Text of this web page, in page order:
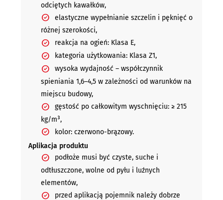
odciętych kawałków,
elastyczne wypełnianie szczelin i pęknięć o
różnej szerokości,
reakcja na ogień: Klasa E,
kategoria użytkowania: Klasa Z1,
wysoka wydajność – współczynnik
spieniania 1,6–4,5 w zależności od warunków na
miejscu budowy,
gęstość po całkowitym wyschnięciu: ≥ 215
kg/m³,
kolor: czerwono-brązowy.
Aplikacja produktu
podłoże musi być czyste, suche i
odtłuszczone, wolne od pyłu i luźnych
elementów,
przed aplikacją pojemnik należy dobrze